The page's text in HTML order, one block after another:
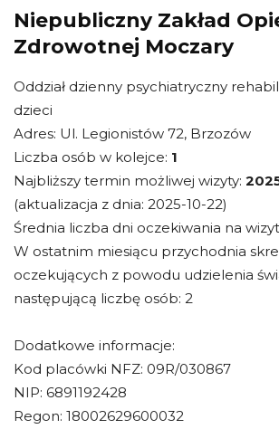
Niepubliczny Zakład
Zdrowotnej Moczary
Oddział dzienny psychiatryczny
dzieci
Adres: Ul. Legionistów 72, Brzozów
Liczba osób w kolejce: 1
Najbliższy termin możliwej wizyty:
(aktualizacja z dnia: 2025-10-22)
Średnia liczba dni oczekiwania na
W ostatnim miesiącu przychodnia
oczekujących z powodu udzielenia
następującą liczbę osób: 2
Dodatkowe informacje:
Kod placówki NFZ: 09R/030867
NIP: 6891192428
Regon: 18002629600032